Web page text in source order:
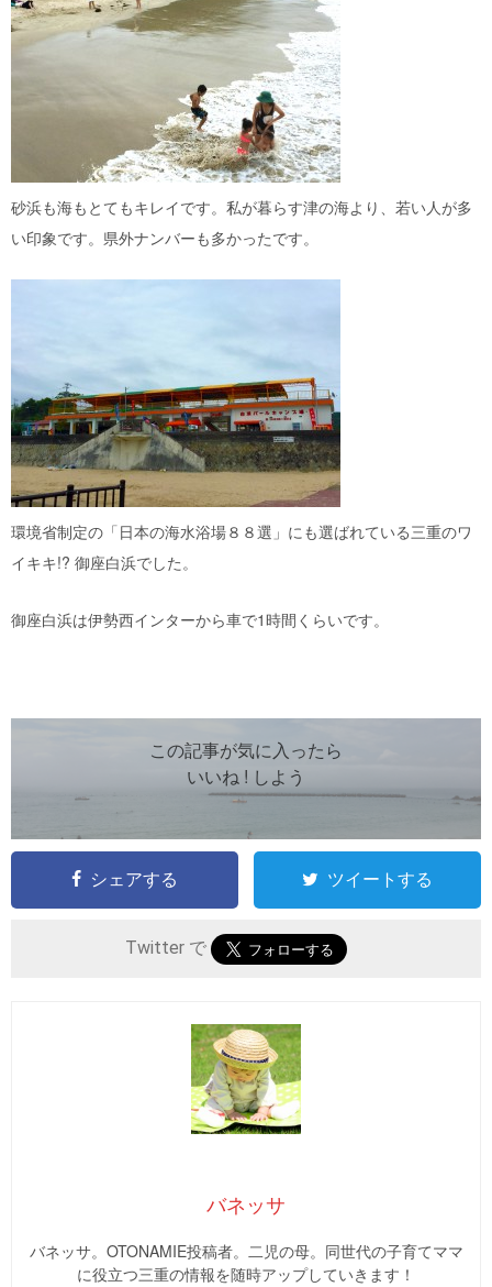
砂浜も海もとてもキレイです。私が暮らす津の海より、若い人が多
い印象です。県外ナンバーも多かったです。
環境省制定の「日本の海水浴場８８選」にも選ばれている三重のワ
イキキ!? 御座白浜でした。
御座白浜は伊勢西インターから車で1時間くらいです。
この記事が気に入ったら
いいね ! しよう
シェアする ツイートする
Twitter で
バネッサ
バネッサ。OTONAMIE投稿者。二児の母。同世代の子育てママ
に役立つ三重の情報を随時アップしていきます！